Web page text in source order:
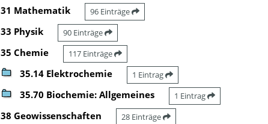
31 Mathematik 96 Einträge
33 Physik 90 Einträge
35 Chemie 117 Einträge
35.14 Elektrochemie 1 Eintrag
35.70 Biochemie: Allgemeines 1 Eintrag
38 Geowissenschaften 28 Einträge